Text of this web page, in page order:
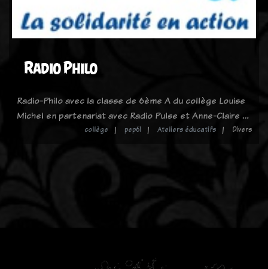
Radio Philo
Radio-Philo avec la classe de 6ème A du collège Louise
Michel en partenariat avec Radio Pulse et Anne-Claire …
collège pep61 Ateliers éducatifs Divers